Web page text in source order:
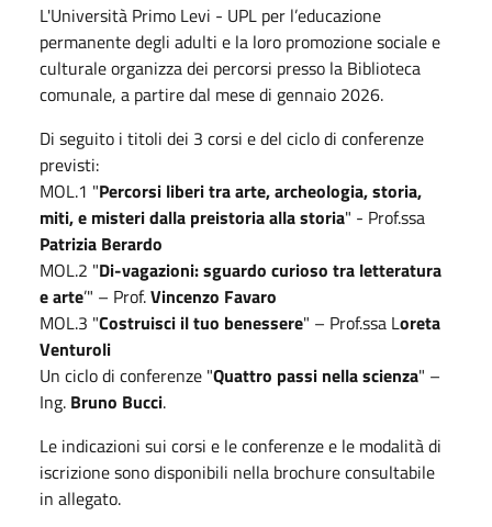
L'Università Primo Levi - UPL per l’educazione
permanente degli adulti e la loro promozione sociale e
culturale organizza dei percorsi presso la Biblioteca
comunale, a partire dal mese di gennaio 2026.
Di seguito i titoli dei 3 corsi e del ciclo di conferenze
previsti:
MOL.1 "Percorsi liberi tra arte, archeologia, storia,
miti, e misteri dalla preistoria alla storia" - Prof.ssa
Patrizia Berardo
MOL.2 "Di-vagazioni: sguardo curioso tra letteratura
e arte’" – Prof.Vincenzo Favaro
MOL.3 "Costruisci il tuo benessere" – Prof.ssa Loreta
Venturoli
Un ciclo di conferenze "Quattro passi nella scienza" –
Ing. Bruno Bucci.
Le indicazioni sui corsi e le conferenze e le modalità di
iscrizione sono disponibili nella brochure consultabile
in allegato.